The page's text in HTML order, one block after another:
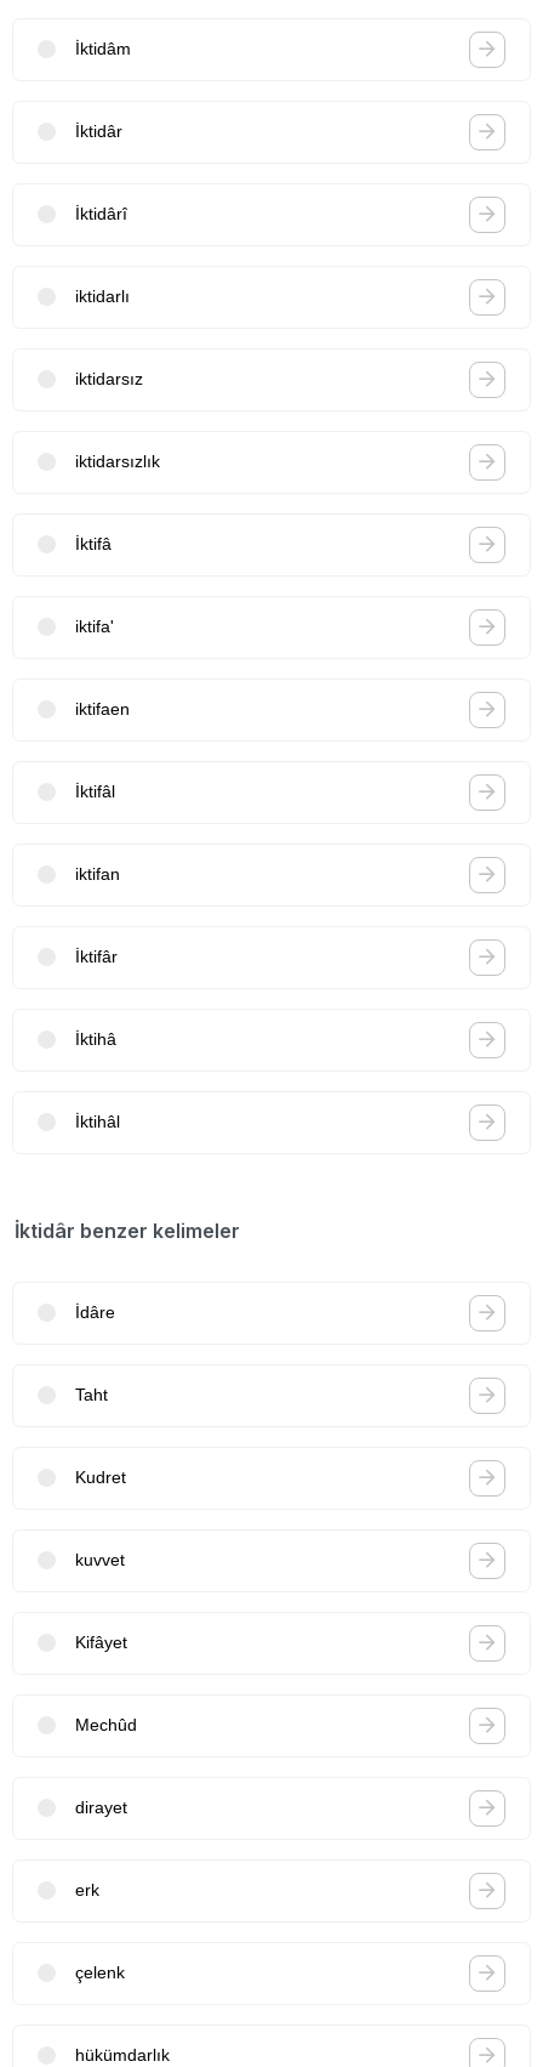
İktidâm
İktidâr
İktidârî
iktidarlı
iktidarsız
iktidarsızlık
İktifâ
iktifa'
iktifaen
İktifâl
iktifan
İktifâr
İktihâ
İktihâl
İktidâr benzer kelimeler
İdâre
Taht
Kudret
kuvvet
Kifâyet
Mechûd
dirayet
erk
çelenk
hükümdarlık